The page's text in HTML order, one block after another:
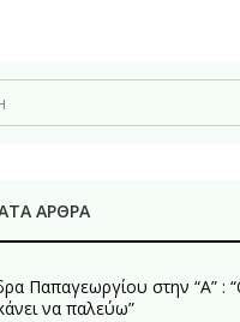
ΆΡΘΡΑ
Παπαγεωργίου στην “Α” :
να παλεύω”